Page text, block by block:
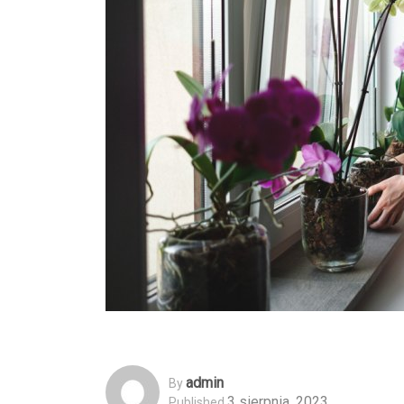
ByAdmin